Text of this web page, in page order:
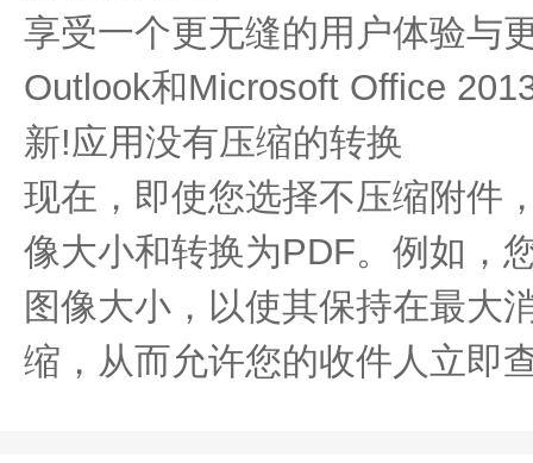
享受一个更无缝的用户体验与
Outlook和Microsoft Office
新!应用没有压缩的转换
现在，即使您选择不压缩附件
像大小和转换为PDF。例如，
图像大小，以使其保持在最大
缩，从而允许您的收件人立即